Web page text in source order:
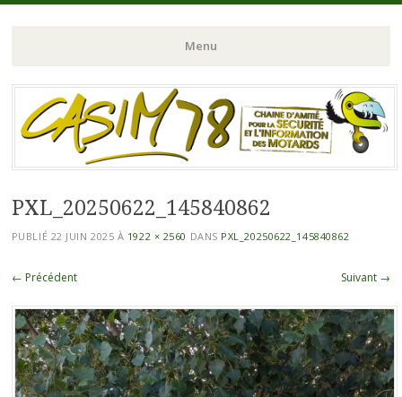
Menu
Aller
au
contenu
PXL_20250622_145840862
PUBLIÉ 22 JUIN 2025 À 1922 × 2560 DANS PXL_20250622_145840862
← Précédent Suivant →